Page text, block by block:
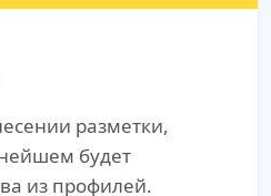
разметки,
будет
из профилей.